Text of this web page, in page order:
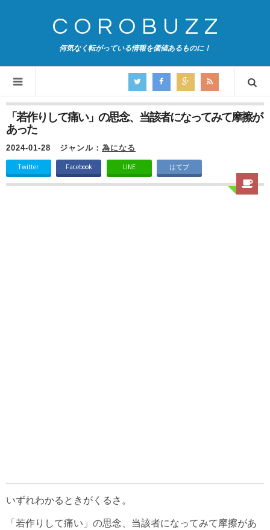
COROBUZZ
何気なく転がっている情報を価値あるものに！
「若作りして痛い」の思念、当該者になってみて摩擦が
あった
2024-01-28 ジャンル： 為になる
Twitter Facebook LINE はてブ
いずれわかるときがくるさ。
「若作りして痛い」の思念、当該者になってみて摩擦があ